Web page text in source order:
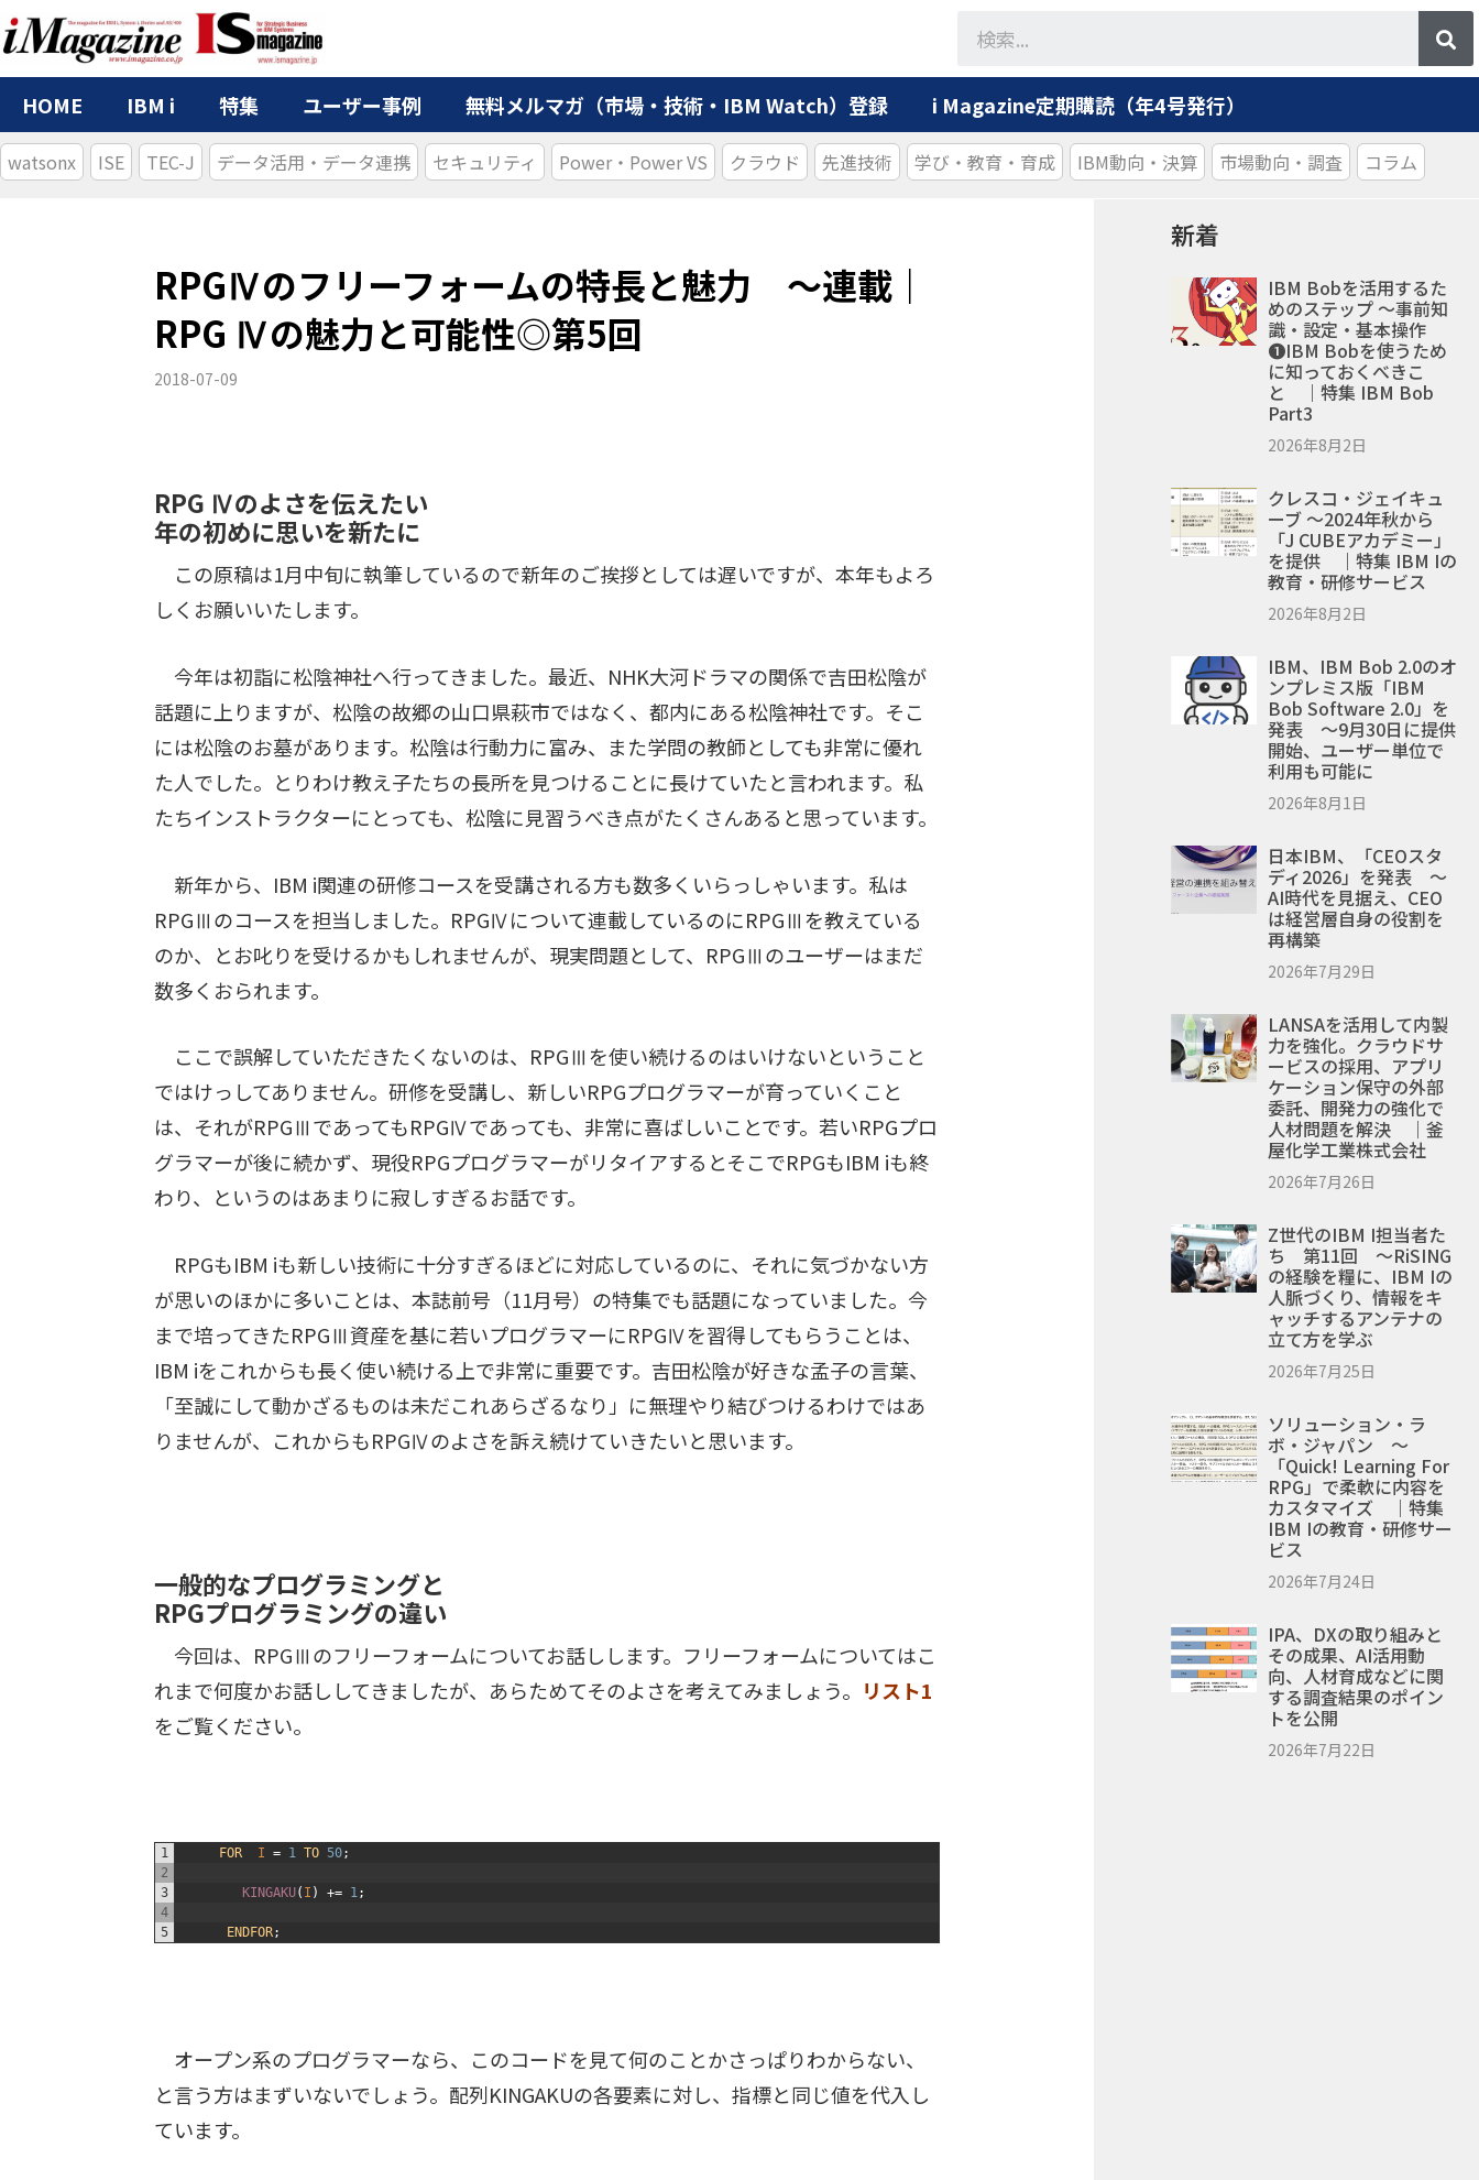
HOME IBM i 特集 ユーザー事例 無料メルマガ（市場・技術・IBM Watch）登録 i Magazine定期購読（年4号発行）
watsonx ISE TEC-J データ活用・データ連携 セキュリティ Power・Power VS クラウド 先進技術 学び・教育・育成 IBM動向・決算 市場動向・調査 コラム
RPGⅣのフリーフォームの特長と魅力 ～連載｜
RPG Ⅳの魅力と可能性◎第5回
2018-07-09
RPG Ⅳのよさを伝えたい
年の初めに思いを新たに
この原稿は1月中旬に執筆しているので新年のご挨拶としては遅いですが、本年もよろ
しくお願いいたします。
今年は初詣に松陰神社へ行ってきました。最近、NHK大河ドラマの関係で吉田松陰が
話題に上りますが、松陰の故郷の山口県萩市ではなく、都内にある松陰神社です。そこ
には松陰のお墓があります。松陰は行動力に富み、また学問の教師としても非常に優れ
た人でした。とりわけ教え子たちの長所を見つけることに長けていたと言われます。私
たちインストラクターにとっても、松陰に見習うべき点がたくさんあると思っています。
新年から、IBM i関連の研修コースを受講される方も数多くいらっしゃいます。私は
RPGⅢのコースを担当しました。RPGⅣについて連載しているのにRPGⅢを教えている
のか、とお叱りを受けるかもしれませんが、現実問題として、RPGⅢのユーザーはまだ
数多くおられます。
ここで誤解していただきたくないのは、RPGⅢを使い続けるのはいけないということ
ではけっしてありません。研修を受講し、新しいRPGプログラマーが育っていくこと
は、それがRPGⅢであってもRPGⅣであっても、非常に喜ばしいことです。若いRPGプロ
グラマーが後に続かず、現役RPGプログラマーがリタイアするとそこでRPGもIBM iも終
わり、というのはあまりに寂しすぎるお話です。
RPGもIBM iも新しい技術に十分すぎるほどに対応しているのに、それに気づかない方
が思いのほかに多いことは、本誌前号（11月号）の特集でも話題になっていました。今
まで培ってきたRPGⅢ資産を基に若いプログラマーにRPGⅣを習得してもらうことは、
IBM iをこれからも長く使い続ける上で非常に重要です。吉田松陰が好きな孟子の言葉、
「至誠にして動かざるものは未だこれあらざるなり」に無理やり結びつけるわけではあ
りませんが、これからもRPGⅣのよさを訴え続けていきたいと思います。
一般的なプログラミングと
RPGプログラミングの違い
今回は、RPGⅢのフリーフォームについてお話しします。フリーフォームについてはこ
れまで何度かお話ししてきましたが、あらためてそのよさを考えてみましょう。 リスト1
をご覧ください。
1
2
3
4
5
FOR I = 1 TO 50;
KINGAKU( I ) += 1 ;
ENDFOR;
オープン系のプログラマーなら、このコードを見て何のことかさっぱりわからない、
と言う方はまずいないでしょう。配列KINGAKUの各要素に対し、指標と同じ値を代入し
ています。
新着
IBM Bobを活用するた
めのステップ ～事前知
識・設定・基本操作
❶IBM Bobを使うため
に知っておくべきこ
と ｜特集 IBM Bob
Part3
2026年8月2日
クレスコ・ジェイキュ
ーブ ～2024年秋から
「J CUBEアカデミー」
を提供 ｜特集 IBM Iの
教育・研修サービス
2026年8月2日
IBM、IBM Bob 2.0のオ
ンプレミス版「IBM
Bob Software 2.0」を
発表 ～9月30日に提供
開始、ユーザー単位で
利用も可能に
2026年8月1日
日本IBM、「CEOスタ
ディ2026」を発表 ～
AI時代を見据え、CEO
は経営層自身の役割を
再構築
2026年7月29日
LANSAを活用して内製
力を強化。クラウドサ
ービスの採用、アプリ
ケーション保守の外部
委託、開発力の強化で
人材問題を解決 ｜釜
屋化学工業株式会社
2026年7月26日
Z世代のIBM I担当者た
ち 第11回 ～RiSING
の経験を糧に、IBM Iの
人脈づくり、情報をキ
ャッチするアンテナの
立て方を学ぶ
2026年7月25日
ソリューション・ラ
ボ・ジャパン ～
「Quick! Learning For
RPG」で柔軟に内容を
カスタマイズ ｜特集
IBM Iの教育・研修サー
ビス
2026年7月24日
IPA、DXの取り組みと
その成果、AI活用動
向、人材育成などに関
する調査結果のポイン
トを公開
2026年7月22日